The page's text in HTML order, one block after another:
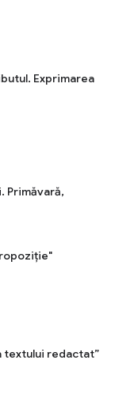
Exprimarea
Primăvară,
propoziție"
textului redactat”